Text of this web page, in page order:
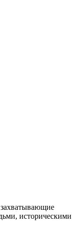
историческими